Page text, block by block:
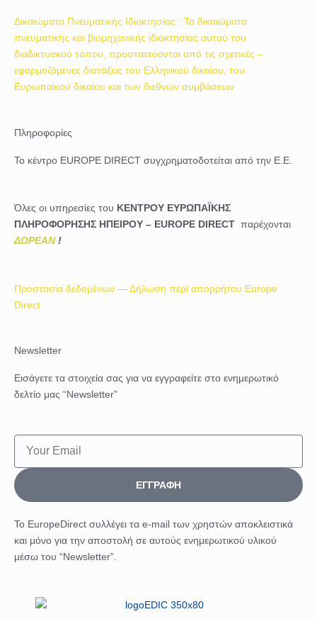
f
Δικαιώματα Πνευματικής Ιδιοκτησίας : Τα δικαιώματα
πνευματικής και βιομηχανικής ιδιοκτησίας αυτού του
διαδικτυακού τόπου, προστατεύονται από τις σχετικές –
εφαρμοζόμενες διατάξεις του Ελληνικού δικαίου, του
Ευρωπαϊκού δικαίου και των διεθνών συμβάσεων
Πληροφορίες
Το κέντρο EUROPE DIRECT συγχρηματοδοτείται από την Ε.Ε.
Όλες οι υπηρεσίες του ΚΕΝΤΡΟΥ ΕΥΡΩΠΑΪΚΗΣ
ΠΛΗΡΟΦΟΡΗΣΗΣ ΗΠΕΙΡΟΥ – EUROPE DIRECT παρέχονται
ΔΩΡΕΑΝ!
Προστασία δεδομένων — Δήλωση περί απορρήτου Europe
Direct
Newsletter
Εισάγετε τα στοιχεία σας για να εγγραφείτε στο ενημερωτικό
δελτίο μας “Newsletter”
ΕΓΓΡΑΦΉ
Το EuropeDirect συλλέγει τα e-mail των χρηστών αποκλειστικά
και μόνο για την αποστολή σε αυτούς ενημερωτικού υλικού
μέσω του “Newsletter”.